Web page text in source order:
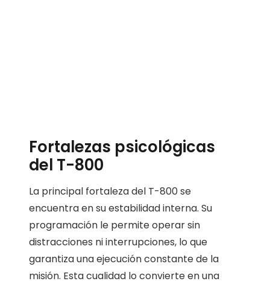
Fortalezas psicológicas
del T-800
La principal fortaleza del T-800 se
encuentra en su estabilidad interna. Su
programación le permite operar sin
distracciones ni interrupciones, lo que
garantiza una ejecución constante de la
misión. Esta cualidad lo convierte en una